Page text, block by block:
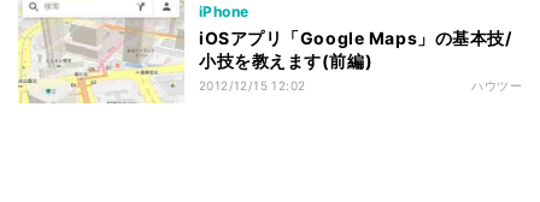
iPhone
iOSアプリ「Google Maps」の基本技/
小技を教えます(前編)
2012/12/15 12:02 ハウツー